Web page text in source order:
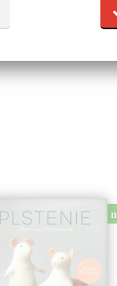
umelcov,
kresby. Kniha